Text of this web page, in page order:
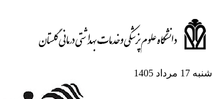
شنبه 17 مرداد 1405